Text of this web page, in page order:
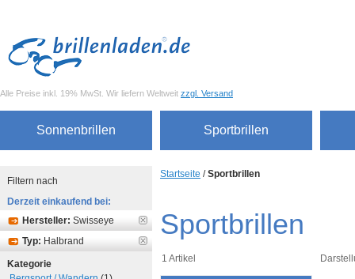
Alle Preise inkl. 19% MwSt. Wir liefern Weltweit zzgl. Versand
Sonnenbrillen Sportbrillen
Startseite /Sportbrillen
Sportbrillen
1 Artikel
Filtern nach
Derzeit einkaufend bei:
Hersteller: Swisseye
Typ: Halbrand
Kategorie